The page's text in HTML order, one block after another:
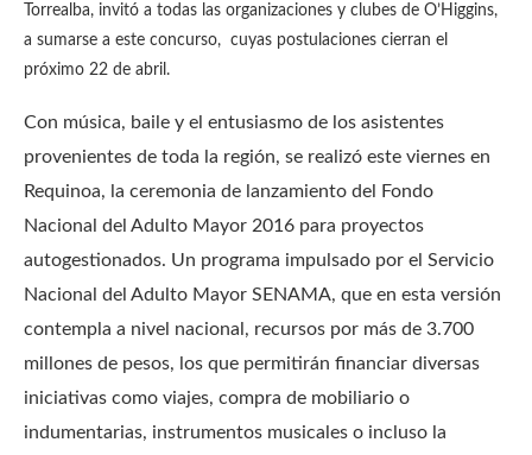
Torrealba, invitó a todas las organizaciones y clubes de O’Higgins,
a sumarse a este concurso, cuyas postulaciones cierran el
próximo 22 de abril.
Con música, baile y el entusiasmo de los asistentes
provenientes de toda la región, se realizó este viernes en
Requinoa, la ceremonia de lanzamiento del Fondo
Nacional del Adulto Mayor 2016 para proyectos
autogestionados. Un programa impulsado por el Servicio
Nacional del Adulto Mayor SENAMA, que en esta versión
contempla a nivel nacional, recursos por más de 3.700
millones de pesos, los que permitirán financiar diversas
iniciativas como viajes, compra de mobiliario o
indumentarias, instrumentos musicales o incluso la